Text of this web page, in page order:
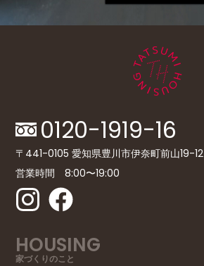
0120-1919-16
〒441-0105 愛知県豊川市伊奈町前山19-12
営業時間 8:00〜19:00
HOUSING
家づくりのこと